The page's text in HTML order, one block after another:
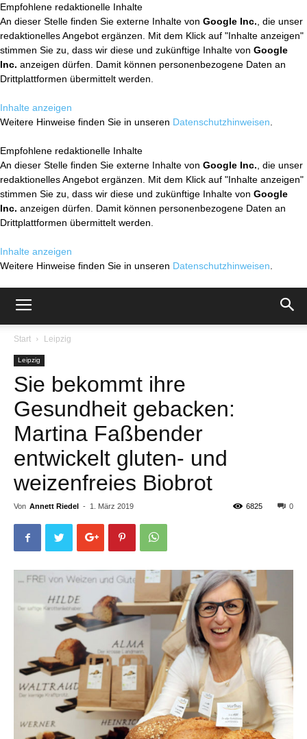
Empfohlene redaktionelle Inhalte
An dieser Stelle finden Sie externe Inhalte von Google Inc. , die unser
redaktionelles Angebot ergänzen. Mit dem Klick auf "Inhalte anzeigen"
stimmen Sie zu, dass wir diese und zukünftige Inhalte von Google
Inc. anzeigen dürfen. Damit können personenbezogene Daten an
Drittplattformen übermittelt werden.
Inhalte anzeigen
Weitere Hinweise finden Sie in unseren Datenschutzhinweisen
Empfohlene redaktionelle Inhalte
An dieser Stelle finden Sie externe Inhalte von Google Inc. , die unser
redaktionelles Angebot ergänzen. Mit dem Klick auf "Inhalte anzeigen"
stimmen Sie zu, dass wir diese und zukünftige Inhalte von Google
Inc. anzeigen dürfen. Damit können personenbezogene Daten an
Drittplattformen übermittelt werden.
Inhalte anzeigen
Weitere Hinweise finden Sie in unseren Datenschutzhinweisen
Start Leipzig
Leipzig
Sie bekommt ihre
Gesundheit gebacken:
Martina Faßbender
entwickelt gluten- und
weizenfreies Biobrot
Von Annett Riedel - 1. März 2019 0
6825